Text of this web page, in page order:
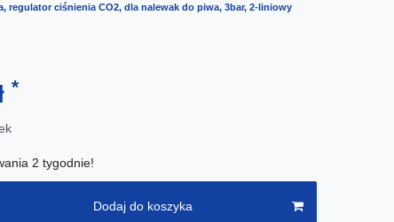
regulator ciśnienia CO2, dla nalewak do piwa, 3bar, 2-liniowy
*
2 tygodnie!
Dodaj do koszyka